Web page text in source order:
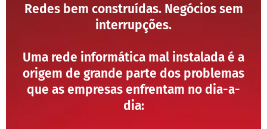
Redes bem construídas. Negócios sem
interrupções.
Uma rede informática mal instalada é a
origem de grande parte dos problemas
que as empresas enfrentam no dia-a-
dia: